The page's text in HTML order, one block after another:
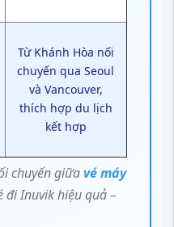
chuyến giữavé máy
đi Inuvik hiệu quả –
Từ Khánh Hòa nối
chuyến qua Seoul
và Vancouver,
thích hợp du lịch
kết hợp